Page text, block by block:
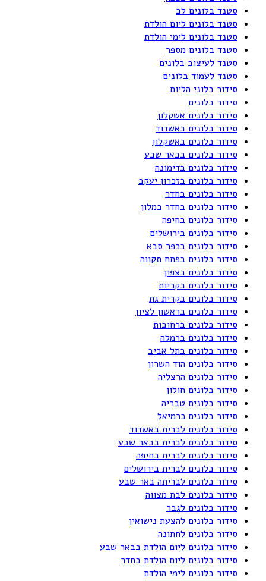
סטנד בלונים לב
סטנד בלונים ליום הולדת
סטנד בלונים לימי הולדת
סטנד בלונים מספר
סטנד לעיצוב בלונים
סטנד לעמוד בלונים
סידור בלוני הליום
סידור בלונים
סידור בלונים אשקלון
סידור בלונים באשדוד
סידור בלונים באשקלון
סידור בלונים בבאר שבע
סידור בלונים בדימונה
סידור בלונים בזכרון יעקב
סידור בלונים בחדר
סידור בלונים בחדר במלון
סידור בלונים בחיפה
סידור בלונים בירושלים
סידור בלונים בכפר סבא
סידור בלונים בפתח תקווה
סידור בלונים בצפון
סידור בלונים בקריות
סידור בלונים בקרית גת
סידור בלונים בראשון לציון
סידור בלונים ברחובות
סידור בלונים ברמלה
סידור בלונים בתל אביב
סידור בלונים הוד השרון
סידור בלונים הרצליה
סידור בלונים חולון
סידור בלונים טבריה
סידור בלונים כרמיאל
סידור בלונים לברית באשדוד
סידור בלונים לברית בבאר שבע
סידור בלונים לברית בחיפה
סידור בלונים לברית בירושלים
סידור בלונים לבריתה באר שבע
סידור בלונים לבת מצווה
סידור בלונים לגבר
סידור בלונים להצעת נישואין
סידור בלונים לחתונה
סידור בלונים ליום הולדת בבאר שבע
סידור בלונים ליום הולדת בחדר
סידור בלונים לימי הולדת